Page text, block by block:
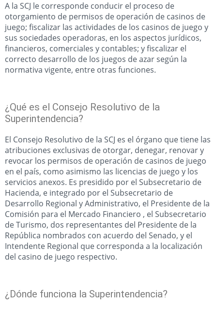
A la SCJ le corresponde conducir el proceso de
otorgamiento de permisos de operación de casinos de
juego; fiscalizar las actividades de los casinos de juego y
sus sociedades operadoras, en los aspectos jurídicos,
financieros, comerciales y contables; y fiscalizar el
correcto desarrollo de los juegos de azar según la
normativa vigente, entre otras funciones.
¿Qué es el Consejo Resolutivo de la
Superintendencia?
El Consejo Resolutivo de la SCJ es el órgano que tiene las
atribuciones exclusivas de otorgar, denegar, renovar y
revocar los permisos de operación de casinos de juego
en el país, como asimismo las licencias de juego y los
servicios anexos. Es presidido por el Subsecretario de
Hacienda, e integrado por el Subsecretario de
Desarrollo Regional y Administrativo, el Presidente de la
Comisión para el Mercado Financiero , el Subsecretario
de Turismo, dos representantes del Presidente de la
República nombrados con acuerdo del Senado, y el
Intendente Regional que corresponda a la localización
del casino de juego respectivo.
¿Dónde funciona la Superintendencia?